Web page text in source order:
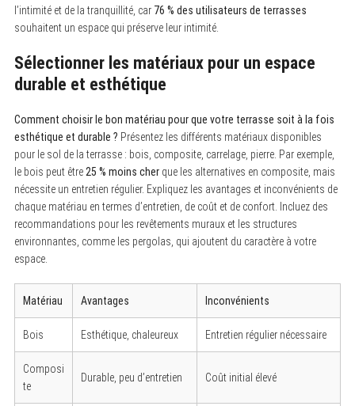
l’intimité et de la tranquillité, car 76 % des utilisateurs de terrasses
souhaitent un espace qui préserve leur intimité.
Sélectionner les matériaux pour un espace
durable et esthétique
Comment choisir le bon matériau pour que votre terrasse soit à la fois
esthétique et durable ? Présentez les différents matériaux disponibles
pour le sol de la terrasse : bois, composite, carrelage, pierre. Par exemple,
le bois peut être 25 % moins cherque les alternatives en composite, mais
nécessite un entretien régulier. Expliquez les avantages et inconvénients de
chaque matériau en termes d’entretien, de coût et de confort. Incluez des
recommandations pour les revêtements muraux et les structures
environnantes, comme les pergolas, qui ajoutent du caractère à votre
espace.
Matériau Avantages Inconvénients
Bois Esthétique, chaleureux Entretien régulier nécessaire
Composi
te
Durable, peu d’entretien Coût initial élevé